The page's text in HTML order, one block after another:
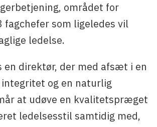
området for
som ligeledes vil
ledelse.
en direktør, der med afsæt i en
og en naturlig
at udøve en kvalitetspræget
ledelsesstil samtidig med,